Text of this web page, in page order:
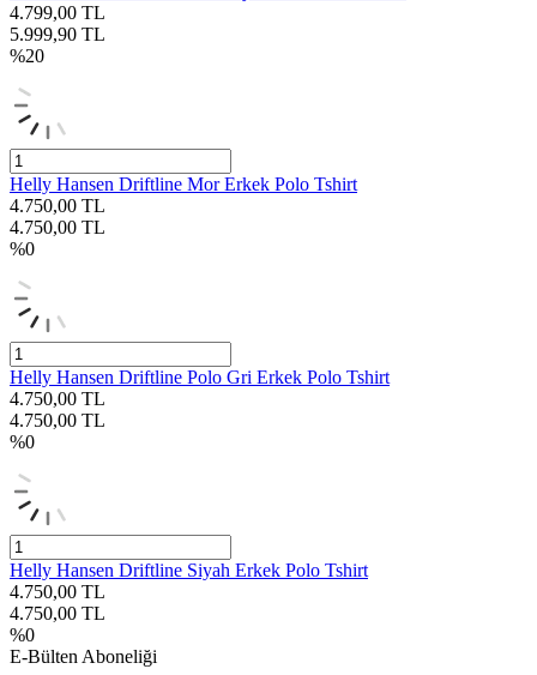
4.799,00 TL
5.999,90 TL
%20
Helly Hansen Driftline Mor Erkek Polo Tshirt
4.750,00 TL
4.750,00 TL
%0
Helly Hansen Driftline Polo Gri Erkek Polo Tshirt
4.750,00 TL
4.750,00 TL
%0
Helly Hansen Driftline Siyah Erkek Polo Tshirt
4.750,00 TL
4.750,00 TL
%0
E-Bülten Aboneliği